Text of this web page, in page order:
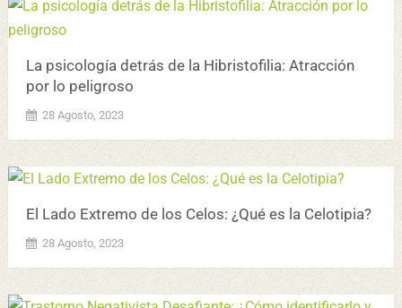
La psicología detrás de la Hibristofilia: Atracción
por lo peligroso
28 Agosto, 2023
El Lado Extremo de los Celos: ¿Qué es la Celotipia?
28 Agosto, 2023